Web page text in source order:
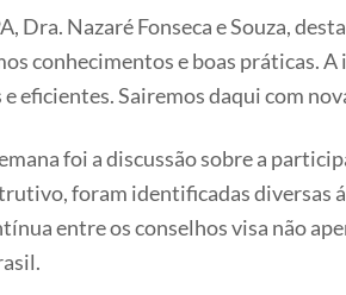
Dra. Nazaré Fonseca e Souza,
conhecimentos e boas práticas.
eficientes. Sairemos daqui com
foi a discussão sobre a
foram identificadas diversas
entre os conselhos visa não